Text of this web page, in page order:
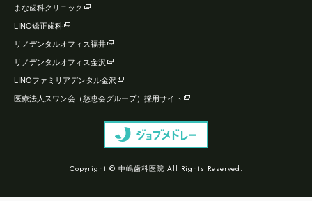
まな歯科クリニック
LINO矯正歯科
リノデンタルオフィス福井
リノデンタルオフィス金沢
LINOファミリアデンタル金沢
医療法人スワン会（慈恵会グループ）採用サイト
Copyright © 中嶋歯科医院 All Rights Reserved.